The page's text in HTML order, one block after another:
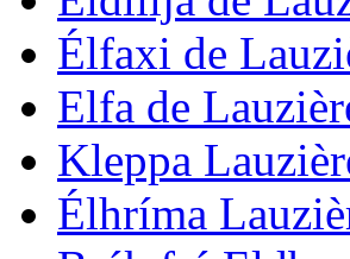
Élfaxi de
Elfa de
Kleppa
Élhríma